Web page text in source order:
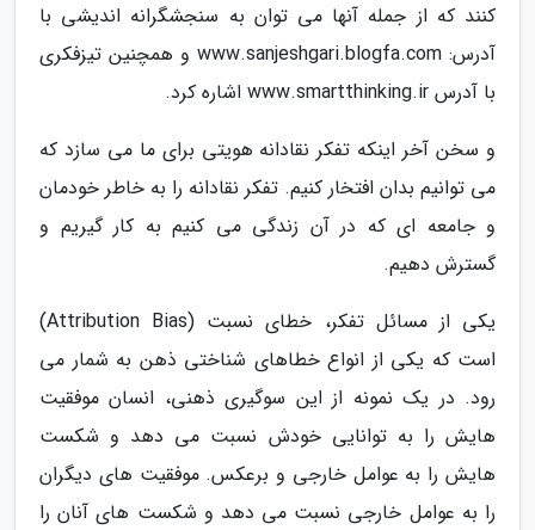
کنند که از جمله آنها می توان به سنجشگرانه اندیشی با
آدرس: www.sanjeshgari.blogfa.com و همچنین تیزفکری
با آدرس www.smartthinking.ir اشاره کرد.
و سخن آخر اینکه تفکر نقادانه هویتی برای ما می سازد که
می توانیم بدان افتخار کنیم. تفکر نقادانه را به خاطر خودمان
و جامعه ای که در آن زندگی می کنیم به کار گیریم و
گسترش دهیم.
یکی از مسائل تفکر، خطای نسبت (Attribution Bias)
است که یکی از انواع خطاهای شناختی ذهن به شمار می
رود. در یک نمونه از این سوگیری ذهنی، انسان موفقیت
هایش را به توانایی خودش نسبت می دهد و شکست
هایش را به عوامل خارجی و برعکس. موفقیت های دیگران
را به عوامل خارجی نسبت می دهد و شکست های آنان را